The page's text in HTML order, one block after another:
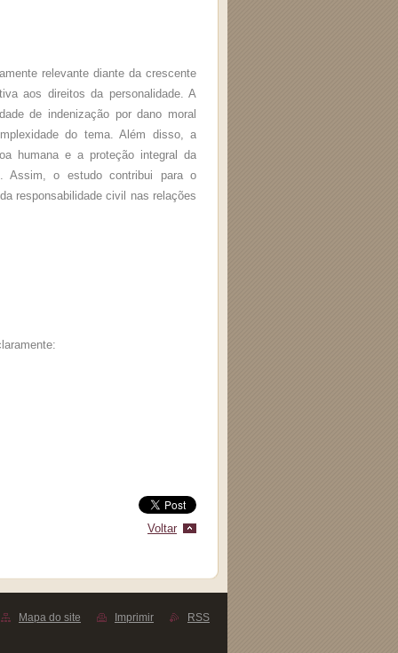
relevante diante da crescente
aos direitos da personalidade. A
de indenização por dano moral
do tema. Além disso, a
humana e a proteção integral da
Assim, o estudo contribui para o
responsabilidade civil nas relações
Voltar
Mapa do site Imprimir RSS